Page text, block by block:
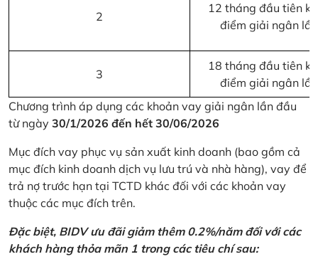
2
12 tháng đầu tiên
điểm giải ngân
3
18 tháng đầu tiên
điểm giải ngân
Chương trình áp dụng các khoản vay giải ngân lần đầu
từ ngày 30/1/2026 đến hết 30/06/2026
Mục đích vay phục vụ sản xuất kinh doanh (bao gồm cả
mục đích kinh doanh dịch vụ lưu trú và nhà hàng), vay để
trả nợ trước hạn tại TCTD khác đối với các khoản vay
thuộc các mục đích trên.
Đặc biệt, BIDV ưu đãi giảm thêm 0.2%/năm đối với các
khách hàng thỏa mãn 1 trong các tiêu chí sau: